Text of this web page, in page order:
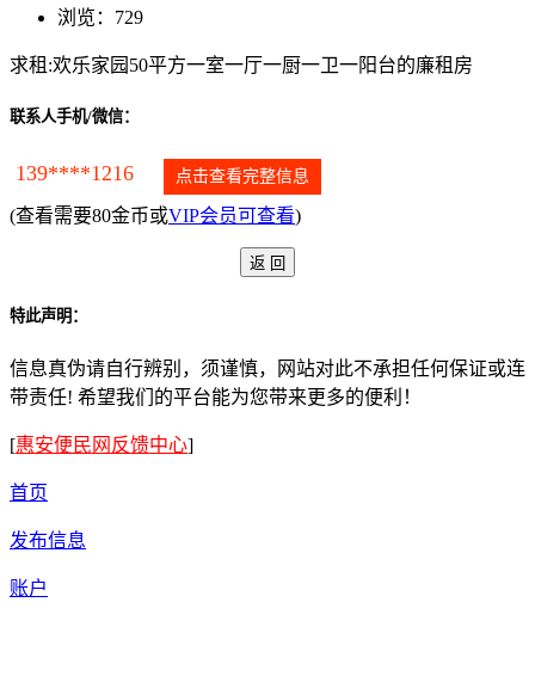
浏览：729
求租:欢乐家园50平方一室一厅一厨一卫一阳台的廉租房
联系人手机/微信：
139****1216 点击查看完整信息
(查看需要80金币或VIP会员可查看)
特此声明：
信息真伪请自行辨别，须谨慎，网站对此不承担任何保证或连
带责任! 希望我们的平台能为您带来更多的便利！
[惠安便民网反馈中心]
首页
发布信息
账户